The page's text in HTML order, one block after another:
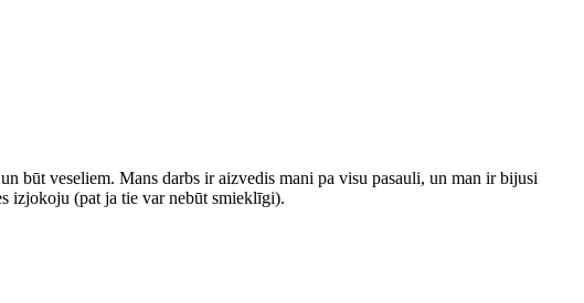
būt veseliem. Mans darbs ir aizvedis mani pa visu pasauli, un man ir bijusi
izjokoju (pat ja tie var nebūt smieklīgi).